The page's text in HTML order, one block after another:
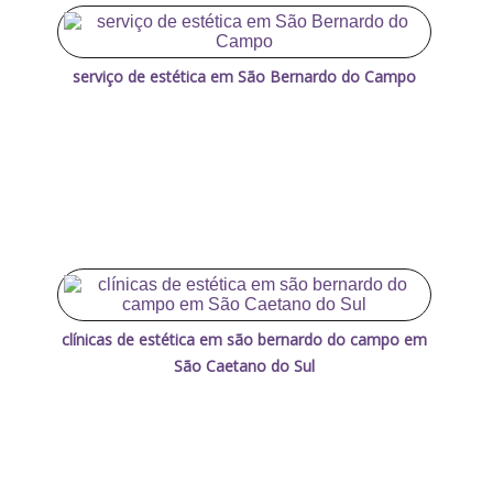
serviço de estética em São Bernardo do Campo
clínicas de estética em são bernardo do campo em
São Caetano do Sul